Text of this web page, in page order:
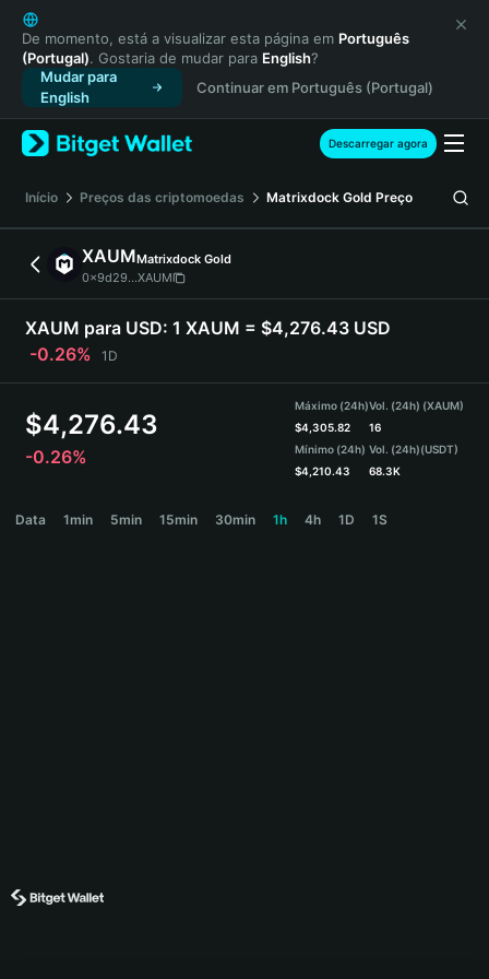
English
日本語
Tiếng Việt
Русский
Español (Latinoamérica)
Türkçe
Français
Deutsch
简体中文
繁體中文
Português (Portugal)
Bahasa Indonesia
ภาษาไทย
हिन्दी
Español
Português (Brasil)
De momento, está a visualizar esta página em Português
(Portugal). Gostaria de mudar para English?
Mudar para
English
Continuar em Português (Portugal)
Descarregar agora
Início Preços das criptomoedas Matrixdock Gold Preço
XAUMMatrixdock Gold
0x9d29...XAUM
XAUM para USD: 1 XAUM = $4,276.43 USD
-0.26%
1D
$4,276.43
-0.26%
Máximo (24h)
$4,305.82
Mínimo (24h)
$4,210.43
Vol. (24h) (XAUM)
16
Vol. (24h)(USDT)
68.3K
Data 1min 5min 15min 30min 1h 4h 1D 1S